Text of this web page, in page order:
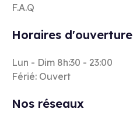
F.A.Q
Horaires d'ouverture
Lun - Dim 8h:30 - 23:00
Férié: Ouvert
Nos réseaux